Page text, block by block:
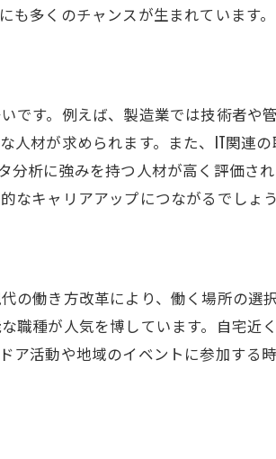
想の職場を見つける
スト
多くのチャンスが生まれています。
です。例えば、製造業では技術者や
材が求められます。また、IT関連
析に強みを持つ人材が高く評価さ
キャリアアップにつながるでしょう
の働き方改革により、働く場所の選
職種が人気を博しています。自宅近
活動や地域のイベントに参加する時